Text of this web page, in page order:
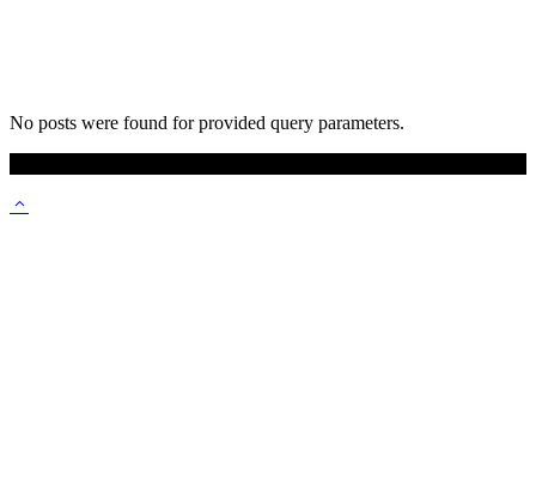
No posts were found for provided query parameters.